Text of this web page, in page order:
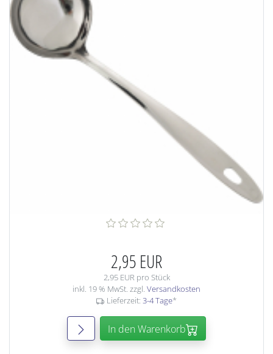
2,95 EUR
2,95 EUR pro Stück
inkl. 19 % MwSt. zzgl. Versandkosten
Lieferzeit: 3-4 Tage*
In den Warenkorb